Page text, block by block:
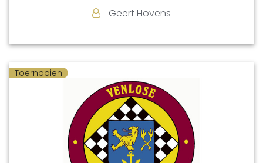
Geert Hovens
Toernooien